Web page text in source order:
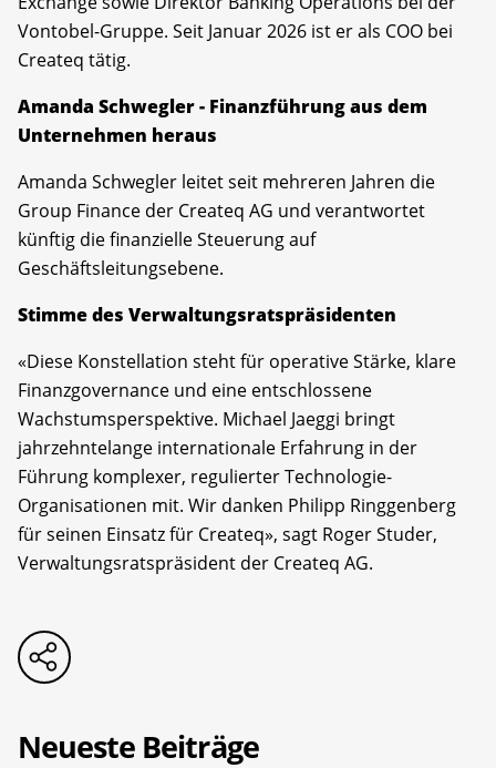
Vontobel-Gruppe. Seit Januar 2026 ist er als COO bei
Createq tätig.
Amanda Schwegler - Finanzführung aus dem
Unternehmen heraus
Amanda Schwegler leitet seit mehreren Jahren die
Group Finance der Createq AG und verantwortet
künftig die finanzielle Steuerung auf
Geschäftsleitungsebene.
Stimme des Verwaltungsratspräsidenten
«Diese Konstellation steht für operative Stärke, klare
Finanzgovernance und eine entschlossene
Wachstumsperspektive. Michael Jaeggi bringt
jahrzehntelange internationale Erfahrung in der
Führung komplexer, regulierter Technologie-
Organisationen mit. Wir danken Philipp Ringgenberg
für seinen Einsatz für Createq», sagt Roger Studer,
Verwaltungsratspräsident der Createq AG.
Neueste Beiträge